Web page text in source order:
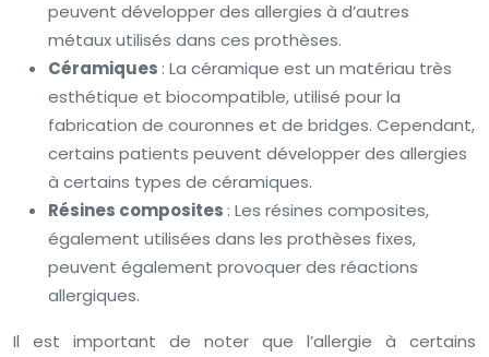
peuvent développer des allergies à d’autres
métaux utilisés dans ces prothèses.
Céramiques : La céramique est un matériau très
esthétique et biocompatible, utilisé pour la
fabrication de couronnes et de bridges. Cependant,
certains patients peuvent développer des allergies
à certains types de céramiques.
Résines composites : Les résines composites,
également utilisées dans les prothèses fixes,
peuvent également provoquer des réactions
allergiques.
Il est important de noter que l’allergie à certains